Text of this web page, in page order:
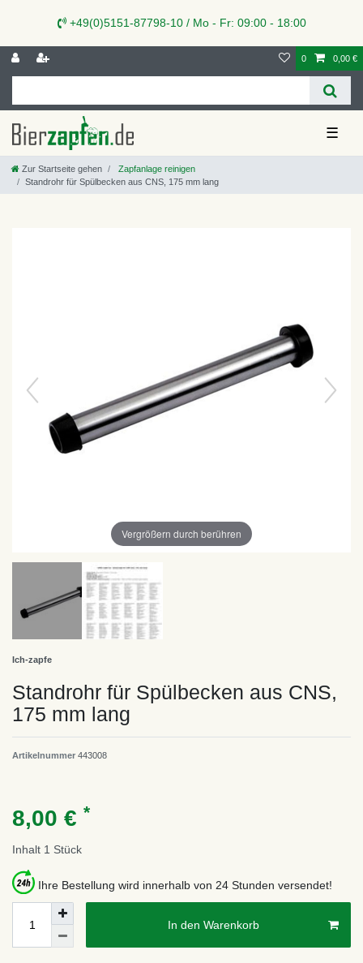
+49(0)5151-87798-10 / Mo - Fr: 09:00 - 18:00
0 0,00 €
☰
Zur Startseite gehen
Zapfanlage reinigen
Standrohr für Spülbecken aus CNS, 175 mm lang
Vergrößern durch berühren
Ich-zapfe
Standrohr für Spülbecken aus CNS,
175 mm lang
Artikelnummer 443008
8,00 € *
Inhalt 1 Stück
Ihre Bestellung wird innerhalb von 24 Stunden versendet!
In den Warenkorb